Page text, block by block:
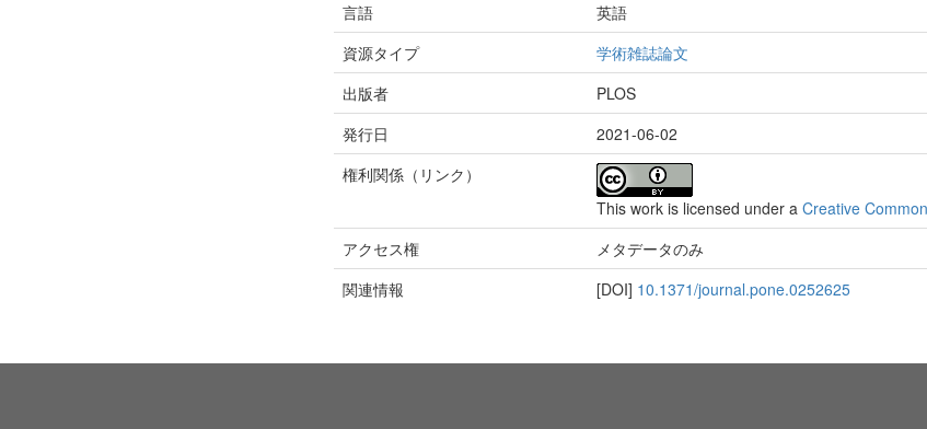
言語
英語
資源タイプ
学術雑誌論文
出版者
PLOS
発行日
2021-06-02
権利関係（リンク）
This work is licensed under aCreative
アクセス権
メタデータのみ
関連情報
[DOI] 10.1371/journal.pone.0252625